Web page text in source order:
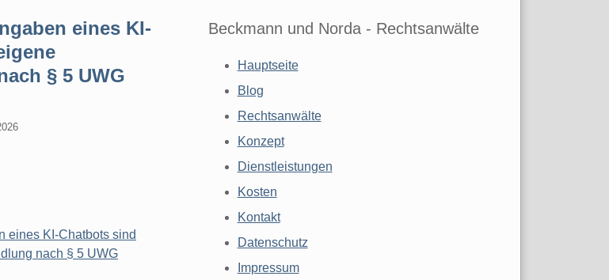
eines KI-
§ 5 UWG
eines KI-Chatbots sind
nach § 5 UWG
Beckmann und Norda - Rechtsanwälte
Hauptseite
Blog
Rechtsanwälte
Konzept
Dienstleistungen
Kosten
Kontakt
Datenschutz
Impressum